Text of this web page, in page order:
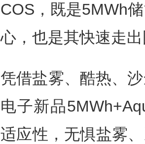
COS，既是5MWh
心，也是其快速走
凭借盐雾、酷热、
电子新品
适应性，无惧盐雾